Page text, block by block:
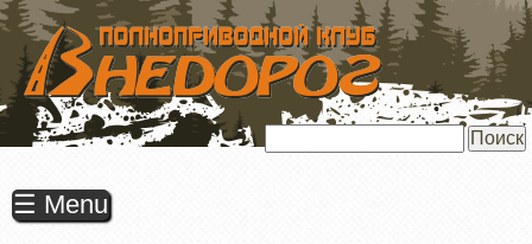
ПЕРЕЙТИ
ОСНОВНОМУ
СОДЕРЖАНИЮ
☰ Menu